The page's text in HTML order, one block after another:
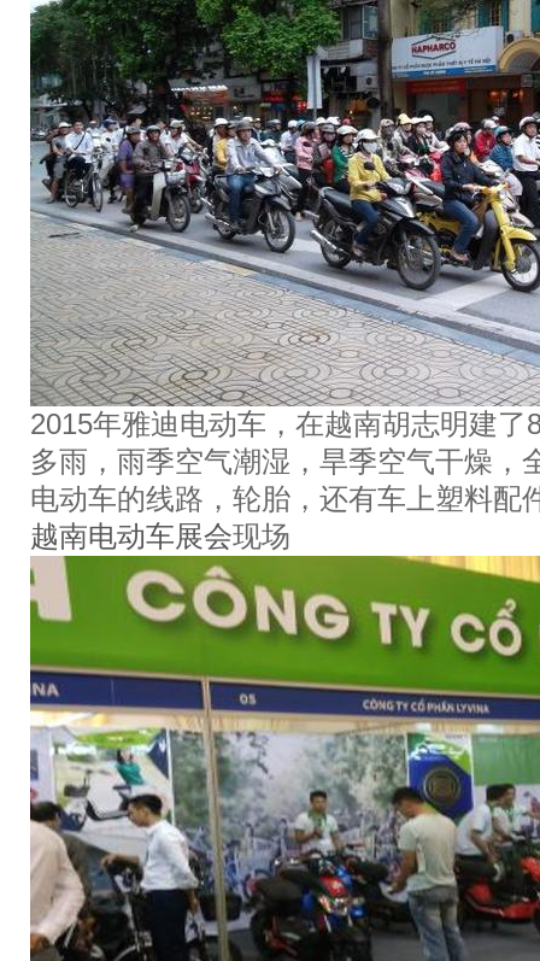
2015年雅迪电动车，在越南胡志明建了
多雨，雨季空气潮湿，旱季空气干燥，
电动车的线路，轮胎，还有车上塑料配
越南电动车展会现场